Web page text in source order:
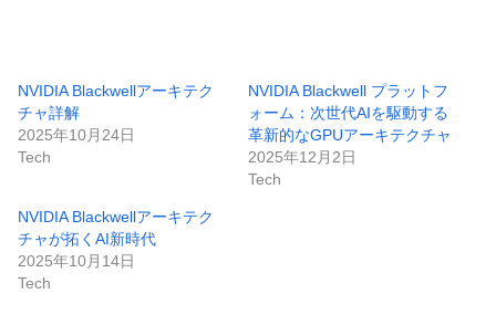
NVIDIA Blackwellアーキテク
チャ詳解
2025年10月24日
Tech
NVIDIA Blackwell プラットフ
ォーム：次世代AIを駆動する
革新的なGPUアーキテクチャ
2025年12月2日
Tech
NVIDIA Blackwellアーキテク
チャが拓くAI新時代
2025年10月14日
Tech